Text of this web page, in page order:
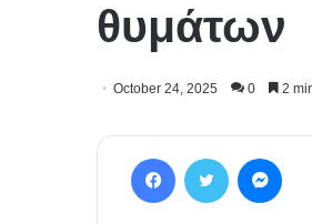
θυμάτων
October 24, 2025 0 2